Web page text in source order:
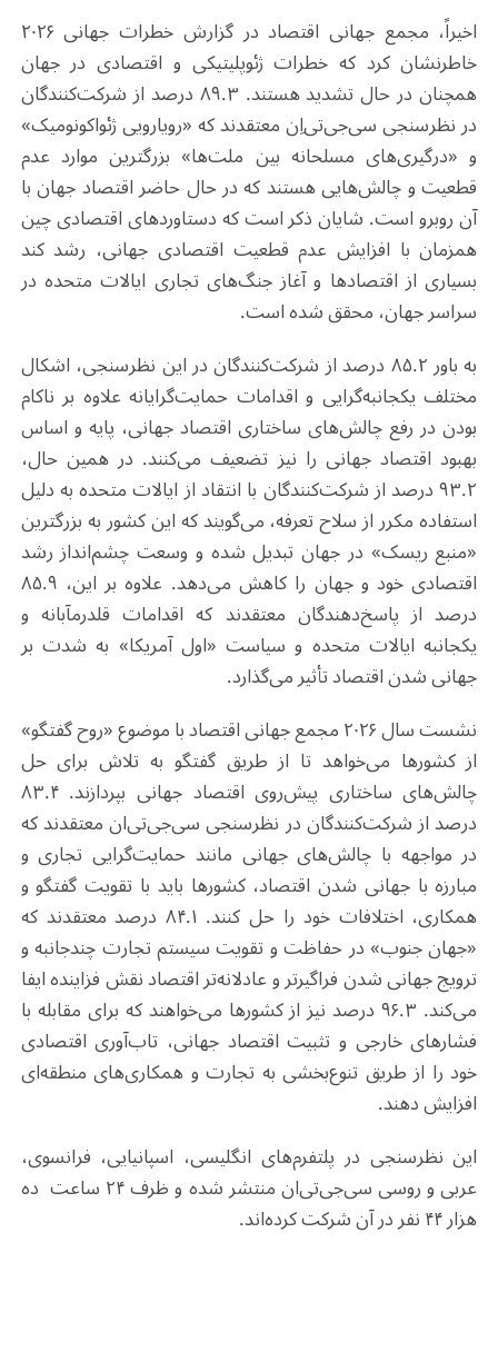
اخیراً، مجمع جهانی اقتصاد در گزارش خطرات جهانی ۲۰۲۶
خاطرنشان کرد که خطرات ژئوپلیتیکی و اقتصادی در جهان
همچنان در حال تشدید هستند. ۸۹.۳ درصد از شرکت‌کنندگان
در نظرسنجی سی‌جی‌تی‌اِن معتقدند که «رویارویی ژئواکونومیک»
و «درگیری‌های مسلحانه بین ملت‌ها» بزرگترین موارد عدم
قطعیت و چالش‌هایی هستند که در حال حاضر اقتصاد جهان با
آن روبرو است. شایان ذکر است که دستاوردهای اقتصادی چین
همزمان با افزایش عدم قطعیت اقتصادی جهانی، رشد کند
بسیاری از اقتصادها و آغاز جنگ‌های تجاری ایالات متحده در
سراسر جهان، محقق شده است.
به باور ۸۵.۲ درصد از شرکت‌کنندگان در این نظرسنجی، اشکال
مختلف یکجانبه‌گرایی و اقدامات حمایت‌گرایانه علاوه بر ناکام
بودن در رفع چالش‌های ساختاری اقتصاد جهانی، پایه و اساس
بهبود اقتصاد جهانی را نیز تضعیف می‌کنند. در همین حال،
۹۳.۲ درصد از شرکت‌کنندگان با انتقاد از ایالات متحده به دلیل
استفاده مکرر از سلاح تعرفه، می‌گویند که این کشور به بزرگترین
«منبع ریسک» در جهان تبدیل شده و وسعت چشم‌انداز رشد
اقتصادی خود و جهان را کاهش می‌دهد. علاوه بر این، ۸۵.۹
درصد از پاسخ‌دهندگان معتقدند که اقدامات قلدرمآبانه و
یکجانبه ایالات متحده و سیاست «اول آمریکا» به شدت بر
جهانی شدن اقتصاد تأثیر می‌گذارد.
نشست سال ۲۰۲۶ مجمع جهانی اقتصاد با موضوع «روح گفتگو»
از کشورها می‌خواهد تا از طریق گفتگو به تلاش برای حل
چالش‌های ساختاری پیش‌روی اقتصاد جهانی بپردازند. ۸۳.۴
درصد از شرکت‌کنندگان در نظرسنجی سی‌جی‌تی‌ان معتقدند که
در مواجهه با چالش‌های جهانی مانند حمایت‌گرایی تجاری و
مبارزه با جهانی‌ شدن اقتصاد، کشورها باید با تقویت گفتگو و
همکاری، اختلافات خود را حل کنند. ۸۴.۱ درصد معتقدند که
«جهان جنوب» در حفاظت و تقویت سیستم تجارت چندجانبه و
ترویج جهانی شدن فراگیرتر و عادلانه‌تر اقتصاد نقش فزاینده‌ ایفا
می‌کند. ۹۶.۳ درصد نیز از کشورها می‌خواهند که برای مقابله با
فشارهای خارجی و تثبیت اقتصاد جهانی، تاب‌آوری اقتصادی
خود را از طریق تنوع‌بخشی به تجارت و همکاری‌های منطقه‌ای
افزایش دهند.
این نظرسنجی در پلتفرم‌های انگلیسی، اسپانیایی، فرانسوی،
عربی و روسی سی‌جی‌تی‌ان منتشر شده و ظرف ۲۴ ساعت ده
هزار ۴۴ نفر در آن شرکت‌ کرده‌اند.